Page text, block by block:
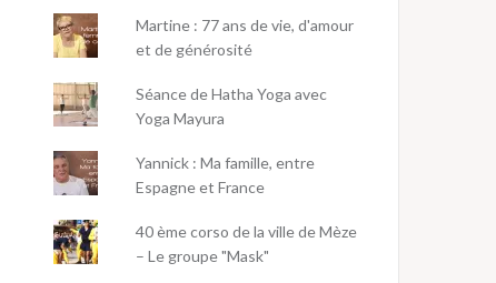
Martine : 77 ans de vie, d'amour
et de générosité
Séance de Hatha Yoga avec
Yoga Mayura
Yannick : Ma famille, entre
Espagne et France
40 ème corso de la ville de Mèze
– Le groupe "Mask"